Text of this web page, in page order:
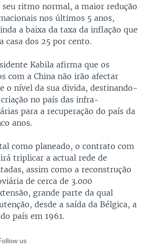
ritmo normal, a maior redução
nos últimos 5 anos,
a baixa da taxa da inflação que
casa dos 25 por cento.
Kabila afirma que os
com a China não irão afectar
o nível da sua divida, destinando-
no país das infra-
para a recuperação do país da
anos.
como planeado, o contrato com
triplicar a actual rede de
assim como a reconstrução
de cerca de 3.000
grande parte da qual
desde a saída da Bélgica, a
país em 1961.
us